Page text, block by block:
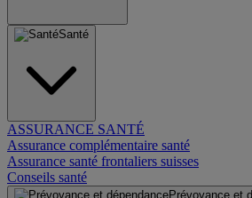
Santé
ASSURANCE SANTÉ
Assurance complémentaire santé
Assurance santé frontaliers suisses
Conseils santé
Prévoyance et